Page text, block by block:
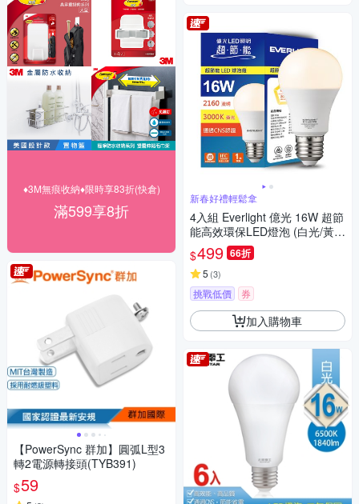
♦3M無痕收納♦限時享83折(快倉)
滿599享8折
【PowerSync 群加】圓弧L型3
轉2電源轉接頭(TYB391)
$59
新春好禮輕鬆拿
4入組 Everlight 億光 16W 超節
能高效環保LED燈泡 (白光/黃
光/自然光)
$499 66折
5 (3)
挑戰低價 券
加入購物車